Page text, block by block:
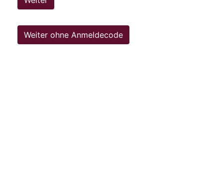
Weiter ohne Anmeldecode